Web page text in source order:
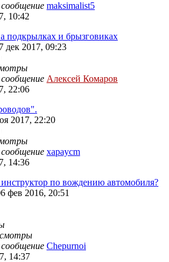
maksimalist5
10:42
подкрылках и брызговиках
дек 2017, 09:23
Алексей Комаров
22:06
2017, 22:20
xapaycm
14:36
по вождению автомобиля?
фев 2016, 20:51
Chepurnoi
14:37